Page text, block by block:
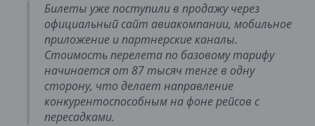
Билеты уже поступили в продажу через
официальный сайт авиакомпании, мобильное
приложение и партнерские каналы.
Стоимость перелета по базовому тарифу
начинается от 87 тысяч тенге в одну
сторону, что делает направление
конкурентоспособным на фоне рейсов с
пересадками.